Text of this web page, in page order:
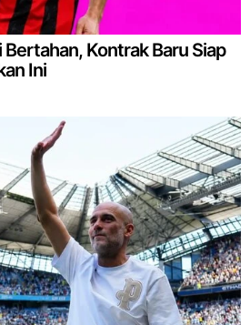
Kontrak Baru Siap
Ini